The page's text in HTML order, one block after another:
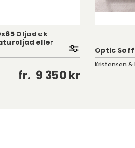
Oljad ek
eller
fr. 9 350 kr
Optic
Kristensen &